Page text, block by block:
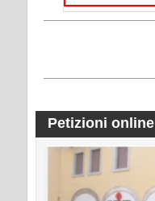
Petizioni online